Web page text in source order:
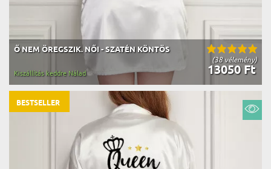
(38 vélemény)
Ő NEM ÖREGSZIK. NŐI - SZATÉN KÖNTÖS
13050 Ft
Kiszállítás keddre Nálad
BESTSELLER